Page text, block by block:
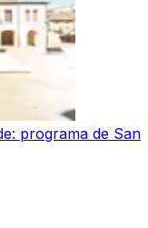
programa de San